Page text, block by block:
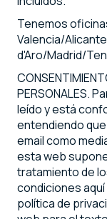
Tenemos
Valencia/
d'Aro/Madrid/
PERSONALES.
leído y está
entendiendo
email como
esta web
tratamiento de
condiciones
política de